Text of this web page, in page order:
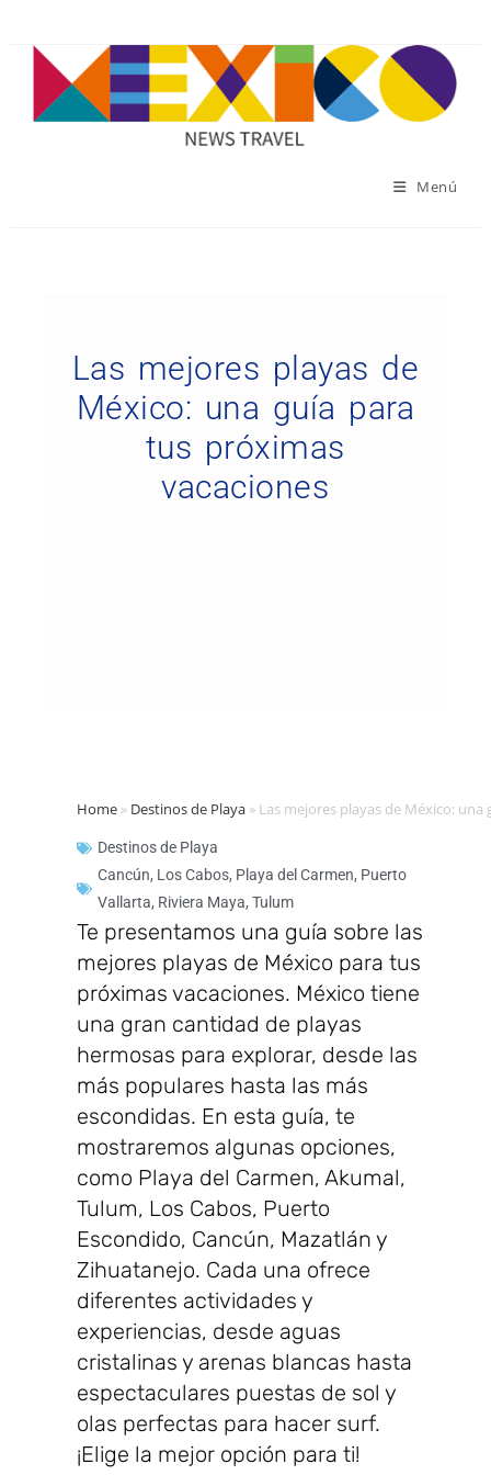
Menú
Las mejores playas de
México: una guía para
tus próximas
vacaciones
Home » Destinos de Playa » Las mejores playas de México:
Destinos de Playa
Cancún, Los Cabos, Playa del Carmen, Puerto
Vallarta, Riviera Maya,Tulum
Te presentamos una guía sobre las
mejores playas de México para tus
próximas vacaciones. México tiene
una gran cantidad de playas
hermosas para explorar, desde las
más populares hasta las más
escondidas. En esta guía, te
mostraremos algunas opciones,
como Playa del Carmen, Akumal,
Tulum, Los Cabos, Puerto
Escondido, Cancún, Mazatlán y
Zihuatanejo. Cada una ofrece
diferentes actividades y
experiencias, desde aguas
cristalinas y arenas blancas hasta
espectaculares puestas de sol y
olas perfectas para hacer surf.
¡Elige la mejor opción para ti!